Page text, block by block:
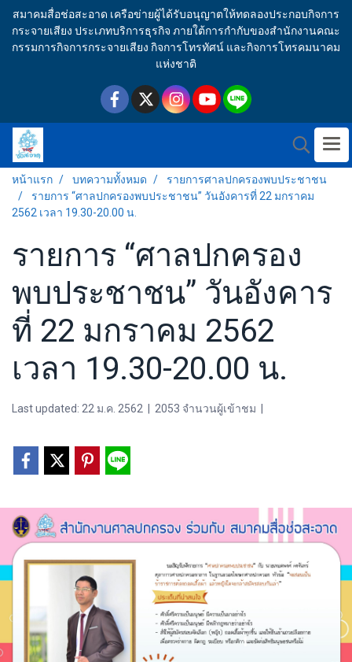
สมาคมสื่อช่อสะอาด เครือข่ายผู้ได้รับอนุญาตให้ทดลองประกอบกิจการ
กระจายเสียง ประเภทบริการธุรกิจ ภายใต้การกำกับของสำนักงานคณะ
กรรมการกิจการกระจายเสียง กิจการโทรทัศน์ และกิจการโทรคมนาคม
แห่งชาติ
หน้าแรก บทความทั้งหมด
รายการศาลปกครองพบประชาชน
รายการ “ศาลปกครองพบประชาชน” วันอังคารที่ 22 มกราคม
2562 เวลา 19.30-20.00 น.
รายการ “ศาลปกครอง
พบประชาชน” วันอังคาร
ที่ 22 มกราคม 2562
เวลา 19.30-20.00 น.
Last updated: 22 ม.ค. 2562 2053 จำนวนผู้เข้าชม